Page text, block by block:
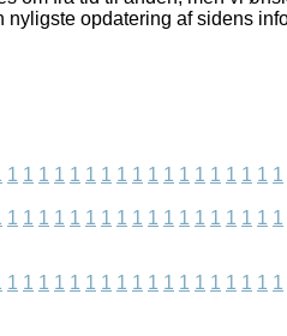
opdatering af sidens
1 1 1 1 1 1 1 1 1 1 1 1 1 1 1 1 1 1
1 1 1 1 1 1 1 1 1 1 1 1 1 1 1 1 1 1
1 1 1 1 1 1 1 1 1 1 1 1 1 1 1 1 1 1